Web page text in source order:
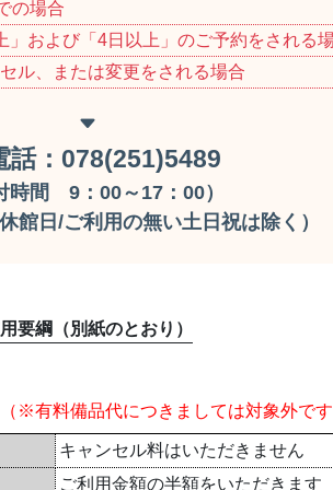
の場合
」および「4日以上」のご予約をされる
ル、または変更をされる場合
話：078(251)5489
時間 9：00～17：00）
館日/ご利用の無い土日祝は除く）
要綱（別紙のとおり）
（※有料備品代につきましては対象外で
キャンセル料はいただきません
ご利用金額の半額をいただきます